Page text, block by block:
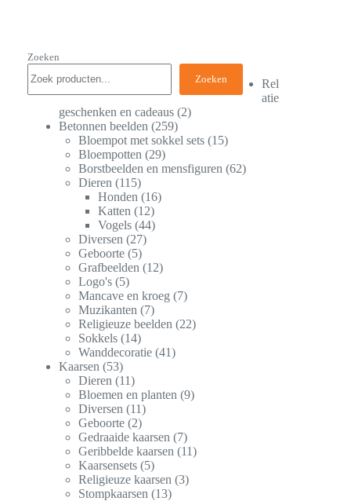
Zoeken
Zoeken
Rel
atie
geschenken en cadeaus 2
Betonnen beelden
259
Bloempot met sokkel sets 15
Bloempotten
29
Borstbeelden en mensfiguren 62
Dieren
115
Honden
16
Katten
12
Vogels 44
Diversen
27
Geboorte 5
Grafbeelden
12
Logo's 5
Mancave en kroeg
7
Muzikanten
7
Religieuze beelden
22
Sokkels 14
Wanddecoratie 41
Kaarsen
53
Dieren
11
Bloemen en planten 9
Diversen
11
Geboorte 2
Gedraaide kaarsen
7
Geribbelde kaarsen
11
Kaarsensets 5
Religieuze kaarsen 3
Stompkaarsen
13